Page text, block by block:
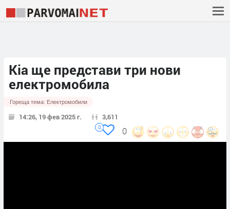
Kia ще представи три нови
електромобила
Гореща тема: Електромобили
14:26, 19 фев 2025 г. 3,611
0
0